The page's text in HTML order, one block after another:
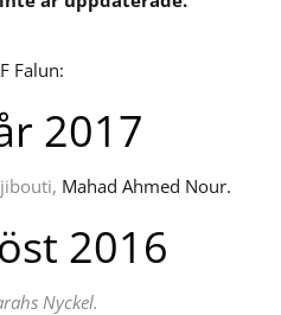
Falun:
2017
Mahad Ahmed Nour.
2016
Nyckel.